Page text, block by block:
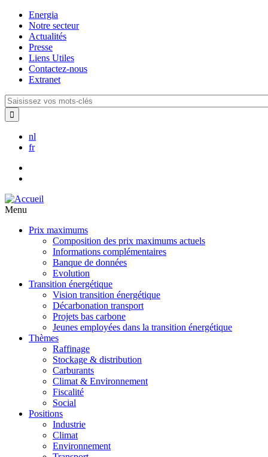
Aller
contenu
principal
Energia
Notre secteur
Actualités
Presse
Liens Utiles
Contactez-nous
Extranet
Saisissez
vos
mots-
nl
fr
Menu
Prix maximums
Composition des prix maximums actuels
Informations complémentaires
Banque de données
Evolution
Transition énergétique
Vision transition énergétique
Décarbonation transport
Projets bas carbone
Jeunes employées dans la transition énergétique
Thèmes
Raffinage
Stockage & distribution
Carburants
Climat & Environnement
Fiscalité
Social
Positions
Industrie
Climat
Environnement